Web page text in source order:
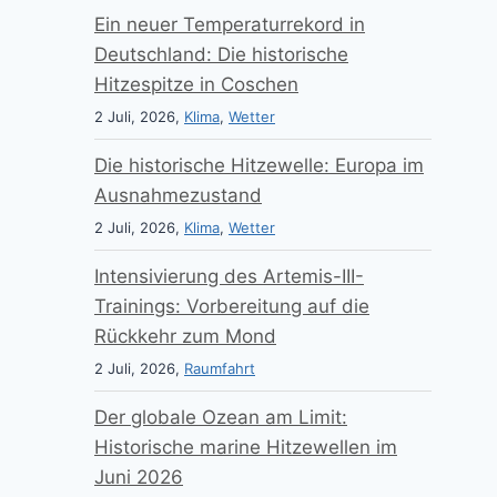
Ein neuer Temperaturrekord in
Deutschland: Die historische
Hitzespitze in Coschen
2 Juli, 2026, Klima, Wetter
Die historische Hitzewelle: Europa im
Ausnahmezustand
2 Juli, 2026, Klima, Wetter
Intensivierung des Artemis-III-
Trainings: Vorbereitung auf die
Rückkehr zum Mond
2 Juli, 2026, Raumfahrt
Der globale Ozean am Limit:
Historische marine Hitzewellen im
Juni 2026